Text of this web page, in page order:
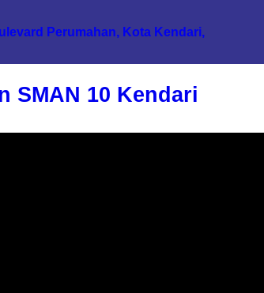
Perumahan, Kota Kendari,
SMAN 10 Kendari